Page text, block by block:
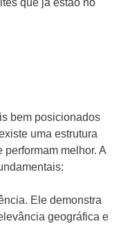
bem posicionados
uma estrutura
melhor. A
Ele demonstra
geográfica e